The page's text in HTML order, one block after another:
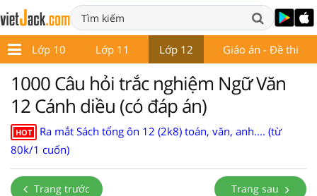
Lớp 10 Lớp 11 Lớp 12 Giáo án - Đề thi
1000 Câu hỏi trắc nghiệm Ngữ Văn
12 Cánh diều (có đáp án)
HOT
Ra mắt Sách tổng ôn 12 (2k8) toán, văn, anh.... (từ
80k/1 cuốn)
Trang trước Trang sau